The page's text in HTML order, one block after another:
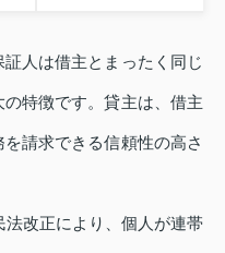
人は借主とまったく同じ
特徴です。貸主は、借主
請求できる信頼性の高さ
法改正により、個人が連帯